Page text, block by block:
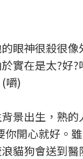
眼神很殺很
實在是太?好
嚼)
景出生，熟
你開心就好。
貓狗會送到